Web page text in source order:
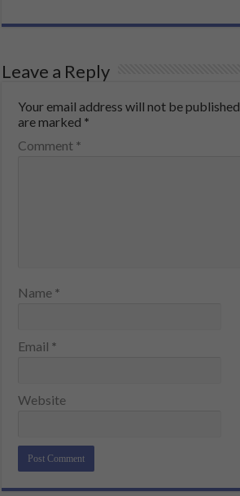
Leave a Reply
Your email address will not be published.
are marked *
Comment *
Name *
Email *
Website
Alternative: